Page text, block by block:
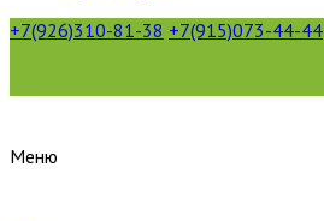
+7(926)310-81-38 +7(915)073-44-44
Меню